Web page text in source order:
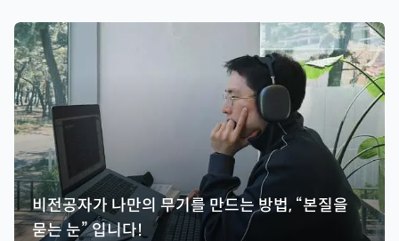
비전공자가 나만의 무기를 만드는 방법, “본질을
묻는 눈” 입니다!